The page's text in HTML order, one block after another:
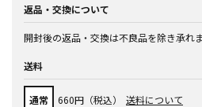
返品・交換について
開封後の返品・交換は不良品を除き承れま
送料
通常 660円（税込） 送料について